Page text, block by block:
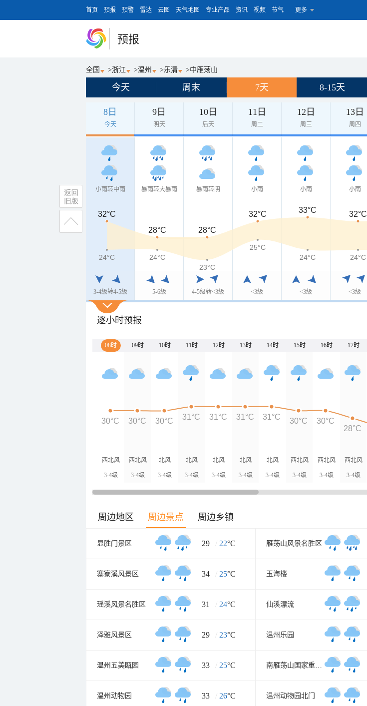
首页 预报 预警 雷达 云图 天气地图 专业产品 资讯 视频 节气 更多
预报
全国 >浙江 >温州 >乐清 >中雁荡山
今天 周末 7天 8-15天
8日
今天
9日
明天
10日
后天
11日
周二
12日
周三
13日
周四
小雨转中雨
3-4级转4-5级
暴雨转大暴雨
5-6级
暴雨转阴
4-5级转<3级
小雨
<3级
小雨
<3级
小雨
<3级
32°C
28°C
28°C
32°C 33°C 32°C
24°C
24°C
23°C
25°C
24°C
24°C
逐小时预报
08时 09时 10时 11时 12时 13时 14时 15时 16时 17时
西北风
3-4级
西北风
3-4级
北风
3-4级
北风
3-4级
北风
3-4级
北风
3-4级
北风
3-4级
西北风
3-4级
西北风
3-4级
西北风
3-4级
30°C 30°C 30°C 31°C 31°C 31°C 31°C 30°C
30°C
28°C
周边地区 周边景点 周边乡镇
显胜门景区 29 / 22°C 雁荡山风景名胜区
寨寮溪风景区 34 / 25°C 玉海楼
瑶溪风景名胜区 31 / 24°C 仙溪漂流
泽雅风景区 29 / 23°C 温州乐园
温州五美瓯园 33 / 25°C 南雁荡山国家重点风景名胜区
温州动物园 33 / 26°C 温州动物园北门